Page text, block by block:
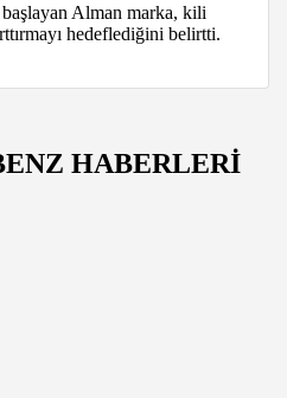
Alman marka, kili
hedeflediğini belirtti.
HABERLERİ